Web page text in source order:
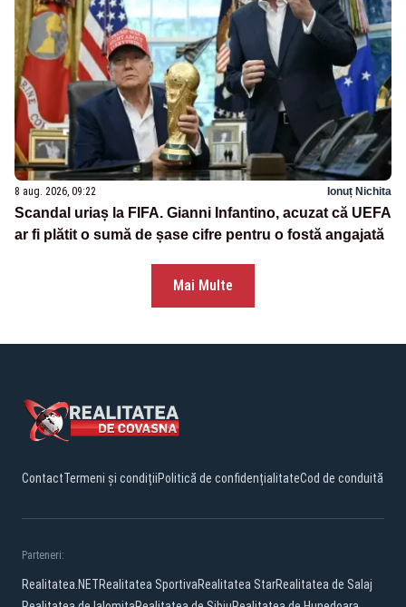
8 aug. 2026, 09:22 Ionuț Nichita
Scandal uriaș la FIFA. Gianni Infantino, acuzat că UEFA
ar fi plătit o sumă de șase cifre pentru o fostă angajată
Mai Multe
ContactTermeni și condițiiPolitică de confidențialitateCod de conduită
Parteneri:
Realitatea.NETRealitatea SportivaRealitatea StarRealitatea de Salaj